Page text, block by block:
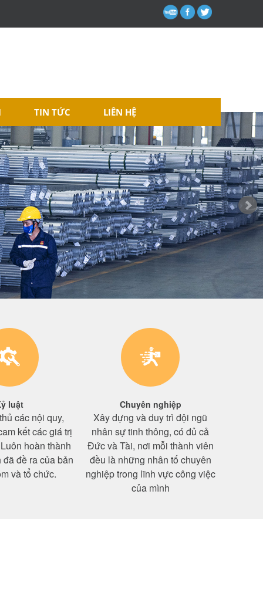
TIN TỨC LIÊN HỆ
luật
các nội quy,
kết các giá trị
hoàn thành
đề ra của bản
và tổ chức.
Chuyên nghiệp
Xây dựng và duy trì đội ngũ
nhân sự tinh thông, có đủ cả
Đức và Tài, nơi mỗi thành viên
đều là những nhân tố chuyên
nghiệp trong lĩnh vực công việc
của mình